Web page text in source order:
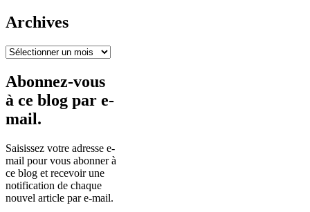
Archives
Archives
Abonnez-vous
à ce blog par e-
mail.
Saisissez votre adresse e-
mail pour vous abonner à
ce blog et recevoir une
notification de chaque
nouvel article par e-mail.